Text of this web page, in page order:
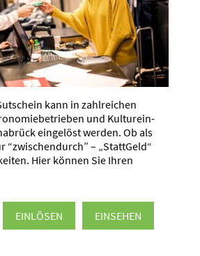
kann in zahlreichen
und Kultur­ein­
eingelöst werden. Ob als
“zwischen­durch” – „StattGeld“
Hier können Sie Ihren
EINLÖSEN EINSEHEN